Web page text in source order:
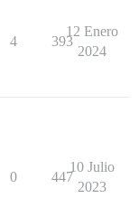
4 393
12 Enero
2024
0 447
10 Julio
2023